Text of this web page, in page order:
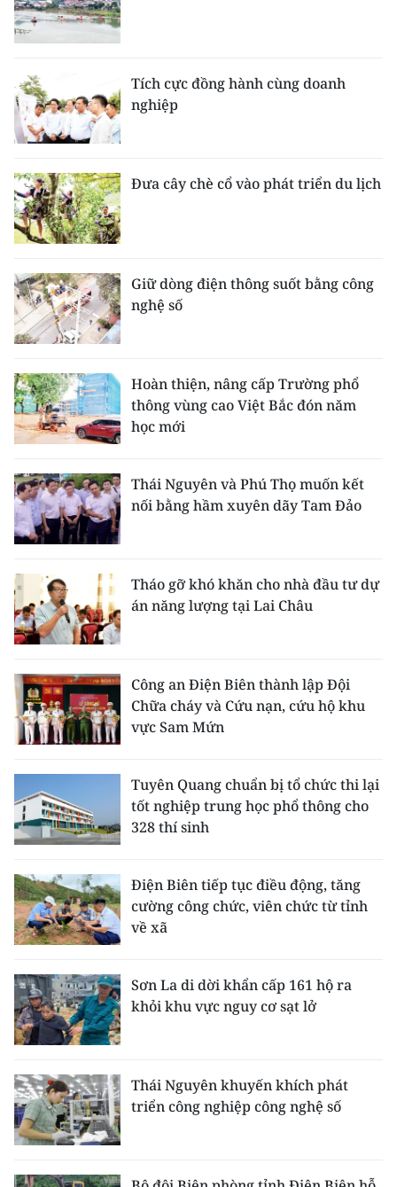
Tích cực đồng hành cùng doanh
nghiệp
Đưa cây chè cổ vào phát triển du lịch
Giữ dòng điện thông suốt bằng công
nghệ số
Hoàn thiện, nâng cấp Trường phổ
thông vùng cao Việt Bắc đón năm
học mới
Thái Nguyên và Phú Thọ muốn kết
nối bằng hầm xuyên dãy Tam Đảo
Tháo gỡ khó khăn cho nhà đầu tư dự
án năng lượng tại Lai Châu
Công an Điện Biên thành lập Đội
Chữa cháy và Cứu nạn, cứu hộ khu
vực Sam Mứn
Tuyên Quang chuẩn bị tổ chức thi lại
tốt nghiệp trung học phổ thông cho
328 thí sinh
Điện Biên tiếp tục điều động, tăng
cường công chức, viên chức từ tỉnh
về xã
Sơn La di dời khẩn cấp 161 hộ ra
khỏi khu vực nguy cơ sạt lở
Thái Nguyên khuyến khích phát
triển công nghiệp công nghệ số